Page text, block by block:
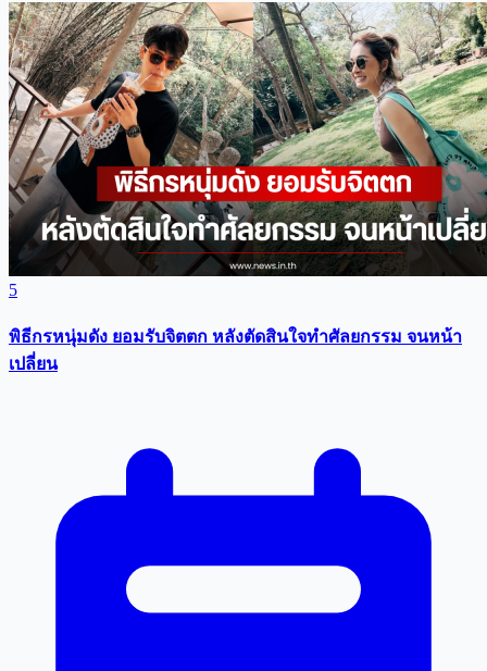
5
พิธีกรหนุ่มดัง ยอมรับจิตตก หลังตัดสินใจทำศัลยกรรม จนหน้า
เปลี่ยน